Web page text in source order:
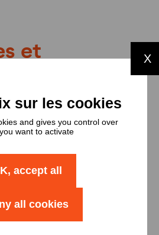
et
Nombre
T2 10
T3
T4 12
X
and gives you control over
want to activate
accept all
all cookies